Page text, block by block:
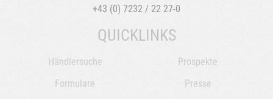
+43 (0) 7232 / 22 27-0
QUICKLINKS
Händlersuche
Prospekte
Formulare
Presse